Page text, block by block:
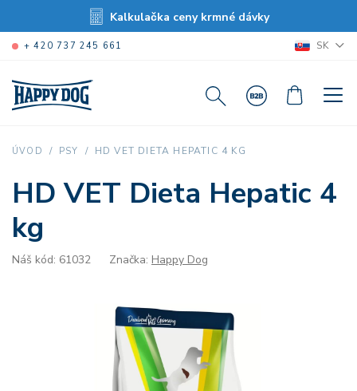
Kalkulačka ceny krmné dávky
+ 420 737 245 661 SK
ÚVOD PSY HD VET DIETA HEPATIC 4 KG
HD VET Dieta Hepatic 4
kg
Náš kód: 61032 Značka: Happy Dog